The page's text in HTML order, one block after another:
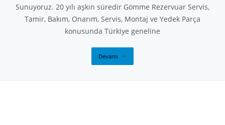
Sunuyoruz. 20 yılı aşkın süredir Gömme Rezervuar Servis,
Tamir, Bakım, Onarım, Servis, Montaj ve Yedek Parça
konusunda Türkiye geneline
Devamı